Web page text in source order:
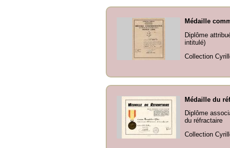
Médaille
Diplôme
intitulé)
Collection
Médaille du
Diplôme
du réfractaire
Collection